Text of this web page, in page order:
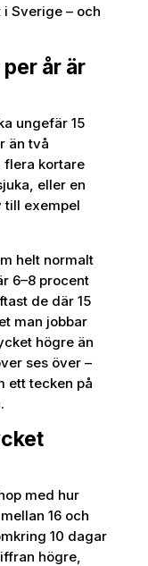
Sverige – och
år är
ungefär 15
än två
flera kortare
eller en
till exempel
helt normalt
6–8 procent
de där 15
man jobbar
högre än
ses över –
ett tecken på
med hur
16 och
10 dagar
högre,